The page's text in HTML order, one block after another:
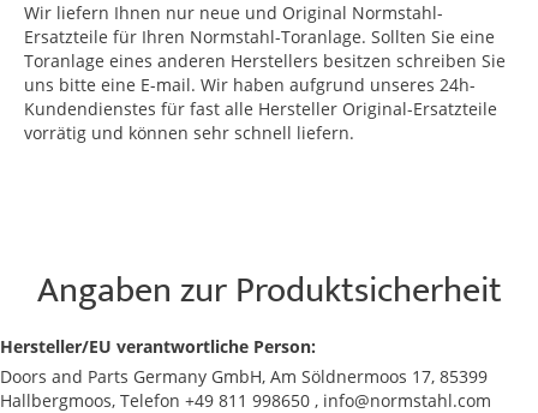
Wir liefern Ihnen nur neue und Original Normstahl-
Ersatzteile für Ihren Normstahl-Toranlage. Sollten Sie eine
Toranlage eines anderen Herstellers besitzen schreiben Sie
uns bitte eine E-mail. Wir haben aufgrund unseres 24h-
Kundendienstes für fast alle Hersteller Original-Ersatzteile
vorrätig und können sehr schnell liefern.
Angaben zur Produktsicherheit
Hersteller/EU verantwortliche Person:
Doors and Parts Germany GmbH, Am Söldnermoos 17, 85399
Hallbergmoos, Telefon +49 811 998650 , info@normstahl.com